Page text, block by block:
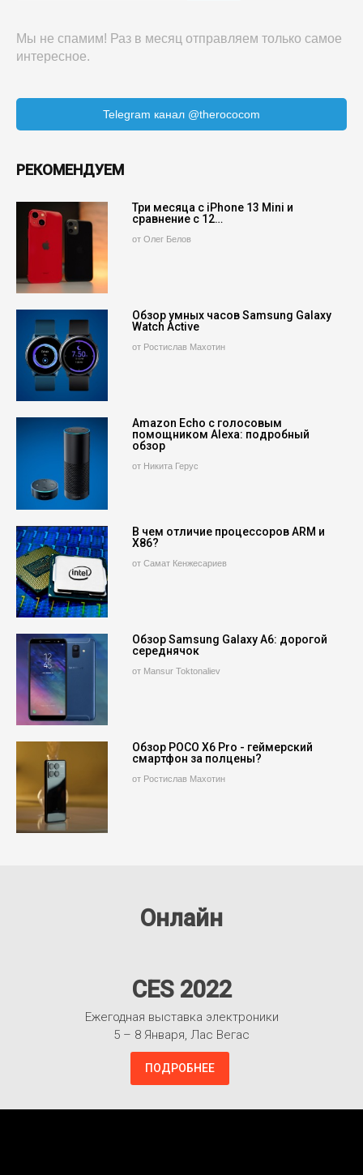
Мы не спамим! Раз в месяц отправляем только самое
интересное.
Telegram канал @therococom
РЕКОМЕНДУЕМ
Три месяца с iPhone 13 Mini и
сравнение с 12…
от Олег Белов
Обзор умных часов Samsung Galaxy
Watch Active
от Ростислав Махотин
Amazon Echo с голосовым
помощником Alexa: подробный
обзор
от Никита Герус
В чем отличие процессоров ARM и
X86?
от Самат Кенжесариев
Обзор Samsung Galaxy A6: дорогой
середнячок
от Mansur Toktonaliev
Обзор POCO X6 Pro - геймерский
смартфон за полцены?
от Ростислав Махотин
Онлайн
CES 2022
Ежегодная выставка электроники
5 – 8 Января, Лас Вегас
ПОДРОБНЕЕ